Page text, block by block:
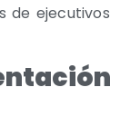
de ejecutivos